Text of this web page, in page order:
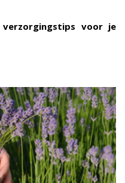
verzorgingstips voor je